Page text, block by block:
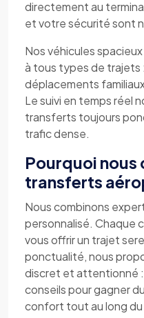
directement au
et votre sécurité sont
Nos véhicules
à tous types de trajets
déplacements
Le suivi en temps réel
transferts toujours
trafic dense.
Pourquoi nous
transferts
Nous combinons
personnalisé. Chaque
vous offrir un trajet
ponctualité, nous
discret et attentionné
conseils pour gagner
confort tout au long